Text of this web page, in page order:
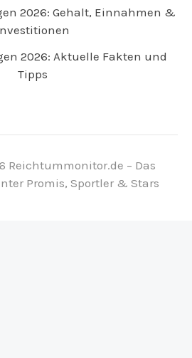
2026: Gehalt, Einnahmen &
2026: Aktuelle Fakten und
Tipps
Reichtummonitor.de – Das
Promis, Sportler & Stars